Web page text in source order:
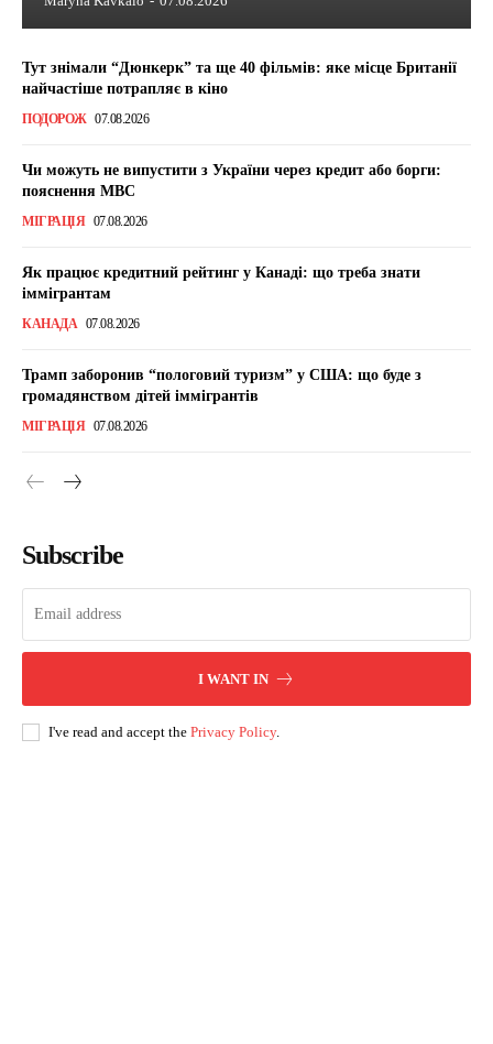
Тут знімали “Дюнкерк” та ще 40 фільмів: яке місце Британії
найчастіше потрапляє в кіно
ПОДОРОЖ 07.08.2026
Чи можуть не випустити з України через кредит або борги:
пояснення МВС
МІГРАЦІЯ 07.08.2026
Як працює кредитний рейтинг у Канаді: що треба знати
іммігрантам
КАНАДА 07.08.2026
Трамп заборонив “пологовий туризм” у США: що буде з
громадянством дітей іммігрантів
МІГРАЦІЯ 07.08.2026
Subscribe
I WANT IN
I've read and accept the Privacy Policy.